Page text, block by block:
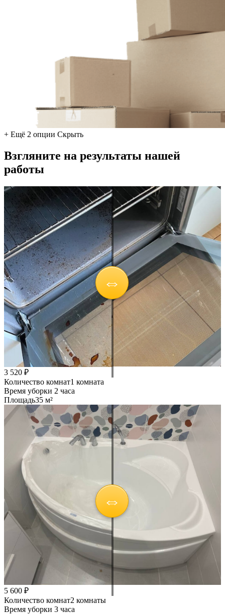
+ Ещё 2 опции Скрыть
Взгляните на результаты нашей
работы
3 520 ₽
Количество комнат1 комната
Время уборки 2 часа
Площадь35 м²
5 600 ₽
Количество комнат2 комнаты
Время уборки 3 часа